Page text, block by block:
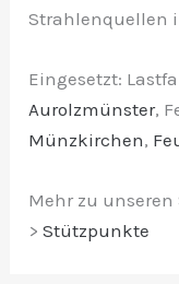
Strahlenquellen
Eingesetzt:
Aurolzmünster,
Münzkirchen,
Mehr zu
>Stützpunkte